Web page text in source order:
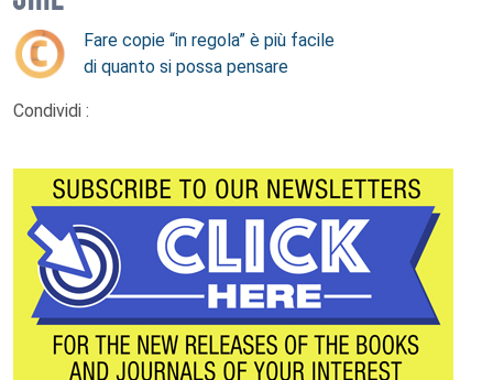
Fare copie “in regola” è più facile
di quanto si possa pensare
Condividi :